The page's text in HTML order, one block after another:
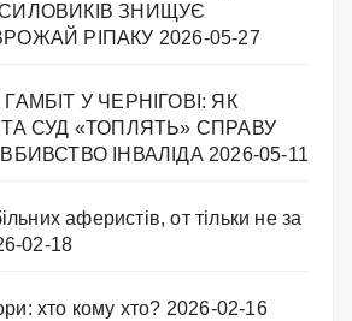
ЗНИЩУЄ
РІПАКУ
2026-05-27
У ЧЕРНІГОВІ: ЯК
СУД «ТОПЛЯТЬ» СПРАВУ
ІНВАЛІДА 2026-05-11
аферистів, от тільки не за
02-18
хто кому хто? 2026-02-16